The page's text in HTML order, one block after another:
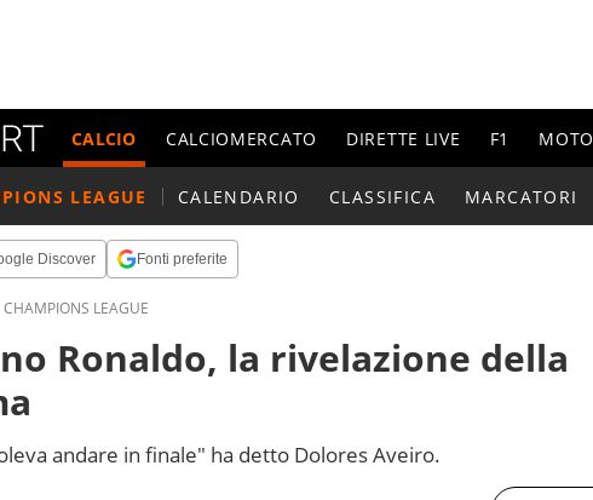
CALCIO CALCIOMERCATO DIRETTE LIVE F1 MOTO
LEAGUE CALENDARIO CLASSIFICA MARCATORI
Discover Fonti preferite
CHAMPIONS LEAGUE
Ronaldo, la rivelazione della
andare in finale" ha detto Dolores Aveiro.